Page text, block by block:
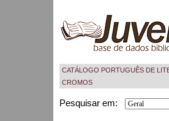
CATÁLOGO PORTUGUÊS DE
CROMOS
Pesquisar em: